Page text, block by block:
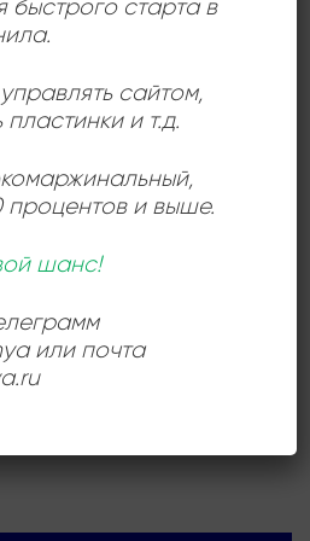
старта в
сайтом,
пластинки и т.д.
,
процентов и выше.
шанс!
или почта